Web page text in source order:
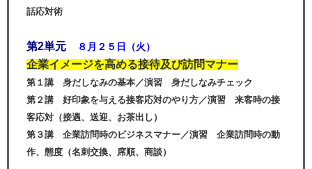
話応対術
第2単元 ８月２５日（火）
企業イメージを高める接待及び訪問マナー
第１講 身だしなみの基本／演習 身だしなみチェック
第２講 好印象を与える接客応対のやり方／演習 来客時の接
客応対（接遇、送迎、お茶出し）
第３講 企業訪問時のビジネスマナー／演習 企業訪問時の動
作、態度（名刺交換、席順、商談）